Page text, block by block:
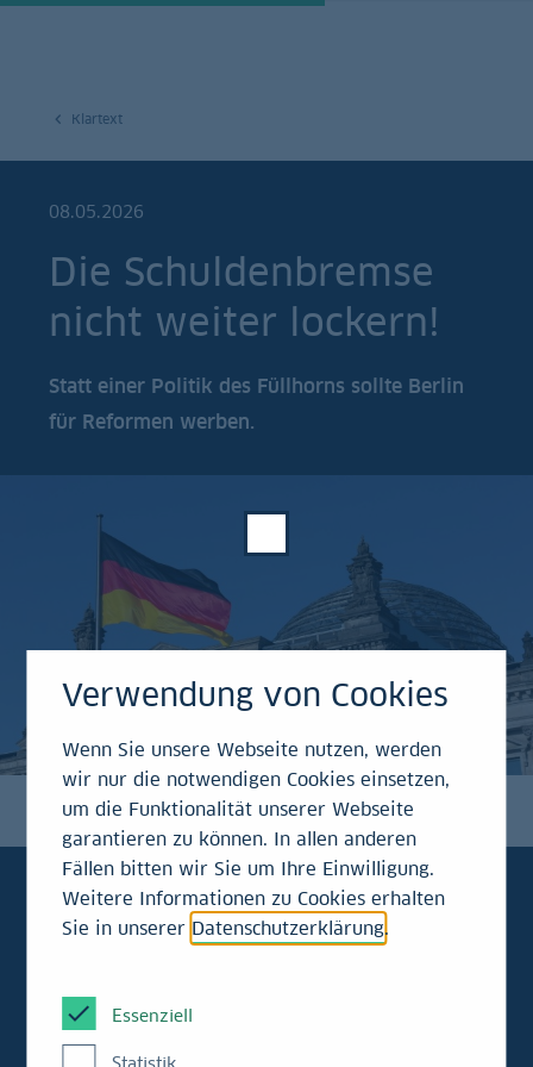
Klartext
08.05.2026
Die Schuldenbremse
nicht weiter lockern!
Statt einer Politik des Füllhorns sollte Berlin
für Reformen werben.
Verwendung von Cookies
Wenn Sie unsere Webseite nutzen, werden
wir nur die notwendigen Cookies einsetzen,
um die Funktionalität unserer Webseite
garantieren zu können. In allen anderen
Fällen bitten wir Sie um Ihre Einwilligung.
Weitere Informationen zu Cookies erhalten
Sie in unserer Datenschutzerklärung.
Essenziell
Statistik